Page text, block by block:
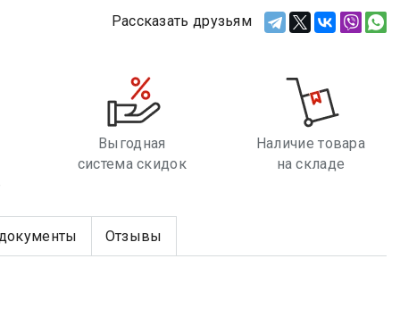
Рассказать друзьям
Выгодная
система скидок
Наличие товара
на складе
Отзывы